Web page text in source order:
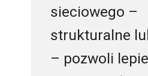
sieciowego –
strukturalne
– pozwoli